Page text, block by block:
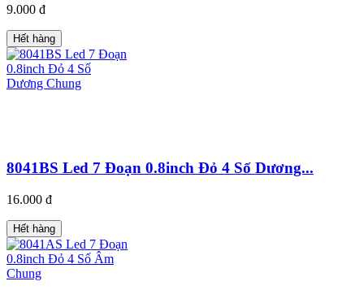
9.000 đ
Hết hàng
8041BS Led 7 Đoạn 0.8inch Đỏ 4 Số Dương...
16.000 đ
Hết hàng